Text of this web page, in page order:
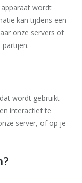
wordt
kan tijdens een
onze servers of
partijen.
wordt gebruikt
interactief te
server, of op je